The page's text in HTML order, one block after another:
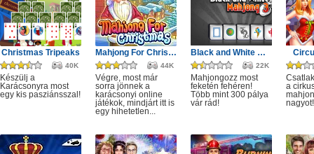
Christmas Tripeaks
40K
Készülj a
Karácsonyra most
egy kis pasziánsszal!
Mahjong For Christmas
44K
Végre, most már
sorra jönnek a
karácsonyi online
játékok, mindjárt itt is
egy hihetetlen...
Black and White Mahjong 3
22K
Mahjongozz most
feketén fehéren!
Több mint 300 pálya
vár rád!
a
nagyot!